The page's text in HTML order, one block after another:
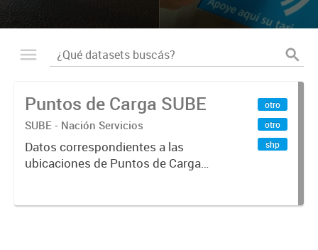
Puntos de Carga SUBE
SUBE - Nación Servicios
Datos correspondientes a las
ubicaciones de Puntos de Carga
otro
otro
shp